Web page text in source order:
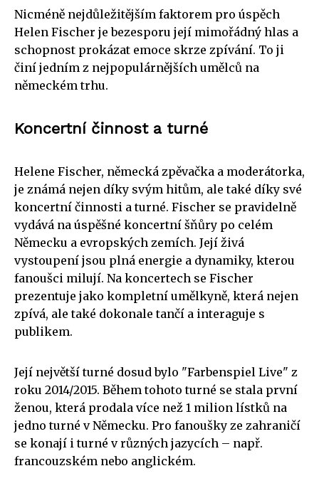
Nicméně nejdůležitějším faktorem pro úspěch
Helen Fischer je bezesporu její mimořádný hlas a
schopnost prokázat emoce skrze zpívání. To ji
činí jedním z nejpopulárnějších umělců na
německém trhu.
Koncertní činnost a turné
Helene Fischer, německá zpěvačka a moderátorka,
je známá nejen díky svým hitům, ale také díky své
koncertní činnosti a turné. Fischer se pravidelně
vydává na úspěšné koncertní šňůry po celém
Německu a evropských zemích. Její živá
vystoupení jsou plná energie a dynamiky, kterou
fanoušci milují. Na koncertech se Fischer
prezentuje jako kompletní umělkyně, která nejen
zpívá, ale také dokonale tančí a interaguje s
publikem.
Její největší turné dosud bylo "Farbenspiel Live" z
roku 2014/2015. Během tohoto turné se stala první
ženou, která prodala více než 1 milion lístků na
jedno turné v Německu. Pro fanoušky ze zahraničí
se konají i turné v různých jazycích – např.
francouzském nebo anglickém.